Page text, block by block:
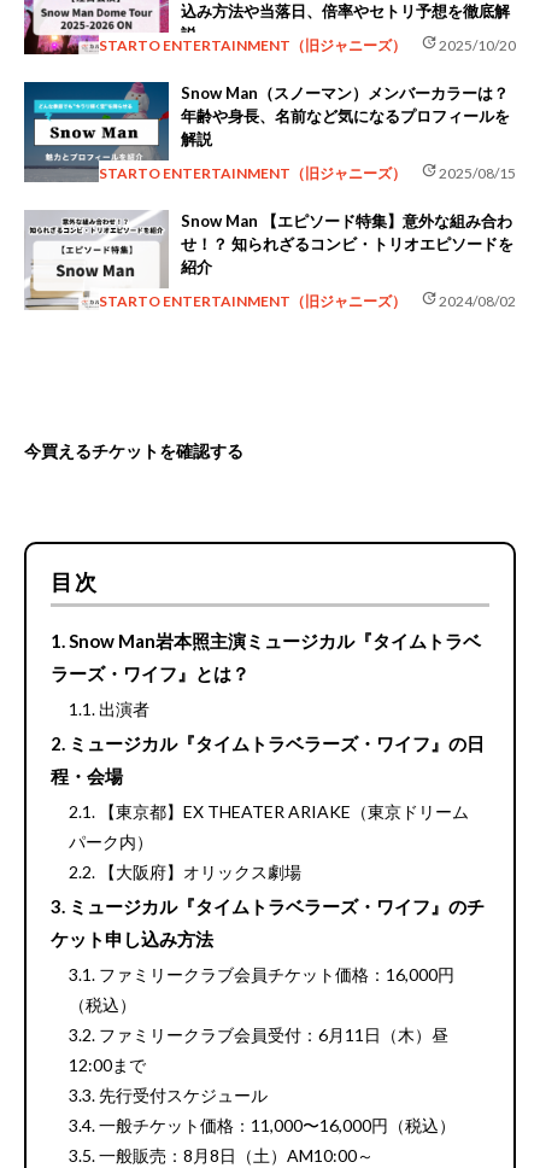
込み方法や当落日、倍率やセトリ予想を徹底解
説
STARTO ENTERTAINMENT（旧ジャニーズ） update2025/10/20
Snow Man（スノーマン）メンバーカラーは？
年齢や身長、名前など気になるプロフィールを
解説
STARTO ENTERTAINMENT（旧ジャニーズ） update2025/08/15
Snow Man 【エピソード特集】意外な組み合わ
せ！？ 知られざるコンビ・トリオエピソードを
紹介
STARTO ENTERTAINMENT（旧ジャニーズ） update2024/08/02
今買えるチケットを確認する
目次
Snow Man岩本照主演ミュージカル『タイムトラベ
ラーズ・ワイフ』とは？
出演者
ミュージカル『タイムトラベラーズ・ワイフ』の日
程・会場
【東京都】EX THEATER ARIAKE（東京ドリーム
パーク内）
【大阪府】オリックス劇場
ミュージカル『タイムトラベラーズ・ワイフ』のチ
ケット申し込み方法
ファミリークラブ会員チケット価格：16,000円
（税込）
ファミリークラブ会員受付：6月11日（木）昼
12:00まで
先行受付スケジュール
一般チケット価格：11,000〜16,000円（税込）
一般販売：8月8日（土）AM10:00～